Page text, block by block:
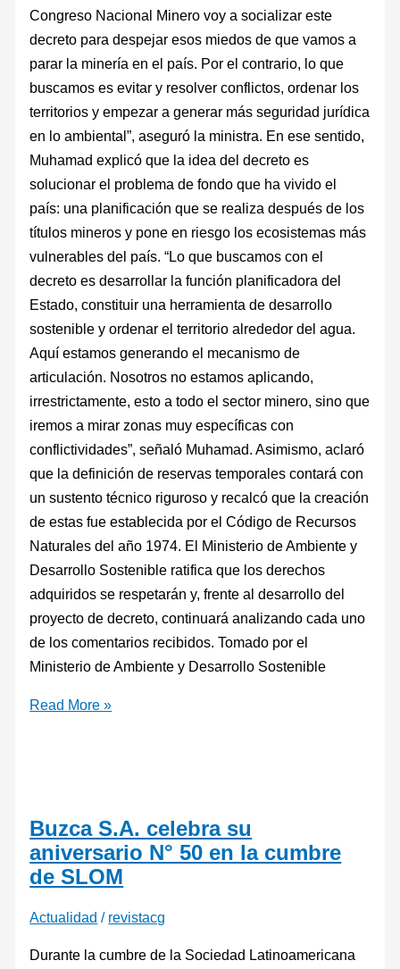
Congreso Nacional Minero voy a socializar este
decreto para despejar esos miedos de que vamos a
parar la minería en el país. Por el contrario, lo que
buscamos es evitar y resolver conflictos, ordenar los
territorios y empezar a generar más seguridad jurídica
en lo ambiental”, aseguró la ministra. En ese sentido,
Muhamad explicó que la idea del decreto es
solucionar el problema de fondo que ha vivido el
país: una planificación que se realiza después de los
títulos mineros y pone en riesgo los ecosistemas más
vulnerables del país. “Lo que buscamos con el
decreto es desarrollar la función planificadora del
Estado, constituir una herramienta de desarrollo
sostenible y ordenar el territorio alrededor del agua.
Aquí estamos generando el mecanismo de
articulación. Nosotros no estamos aplicando,
irrestrictamente, esto a todo el sector minero, sino que
iremos a mirar zonas muy específicas con
conflictividades”, señaló Muhamad. Asimismo, aclaró
que la definición de reservas temporales contará con
un sustento técnico riguroso y recalcó que la creación
de estas fue establecida por el Código de Recursos
Naturales del año 1974. El Ministerio de Ambiente y
Desarrollo Sostenible ratifica que los derechos
adquiridos se respetarán y, frente al desarrollo del
proyecto de decreto, continuará analizando cada uno
de los comentarios recibidos. Tomado por el
Ministerio de Ambiente y Desarrollo Sostenible
Read More »
Buzca S.A. celebra su
aniversario N° 50 en la cumbre
de SLOM
Actualidad / revistacg
Durante la cumbre de la Sociedad Latinoamericana